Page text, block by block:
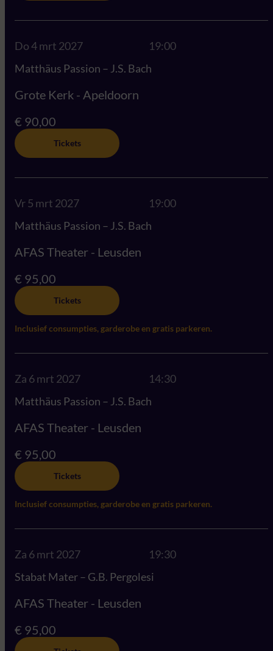
Do 4 mrt 2027
19:00
Matthäus Passion – J.S. Bach
Grote Kerk - Apeldoorn
€ 90,00
Tickets
Vr 5 mrt 2027
19:00
Matthäus Passion – J.S. Bach
AFAS Theater - Leusden
€ 95,00
Tickets
Inclusief consumpties, garderobe en gratis parkeren.
Za 6 mrt 2027
14:30
Matthäus Passion – J.S. Bach
AFAS Theater - Leusden
€ 95,00
Tickets
Inclusief consumpties, garderobe en gratis parkeren.
Za 6 mrt 2027
19:30
Stabat Mater – G.B. Pergolesi
AFAS Theater - Leusden
€ 95,00